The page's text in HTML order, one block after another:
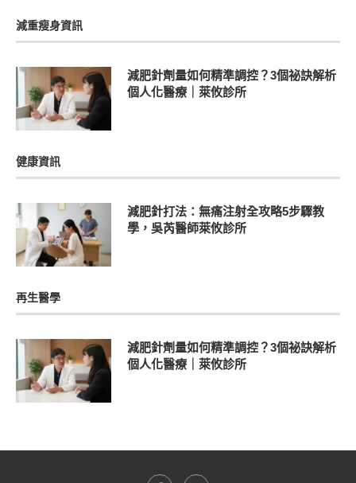
減重瘦身資訊
減肥針劑量如何精準調控？3個祕訣解析
個人化醫療｜萊攸診所
健康資訊
減肥針打法：無痛注射全攻略5步驟教
學，吳芮醫師萊攸診所
再生醫學
減肥針劑量如何精準調控？3個祕訣解析
個人化醫療｜萊攸診所